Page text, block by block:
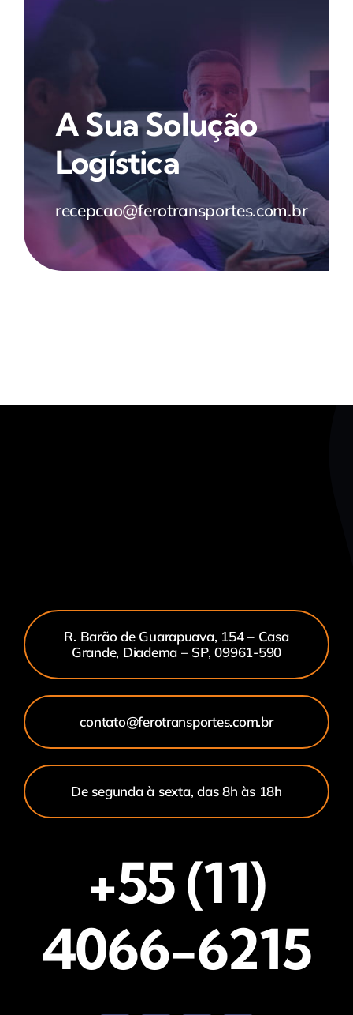
A Sua Solução
Logística
recepcao@ferotransportes.com.br
R. Barão de Guarapuava, 154 – Casa
Grande, Diadema – SP, 09961-590
contato@ferotransportes.com.br
De segunda à sexta, das 8h às 18h
+55 (11)
4066-6215